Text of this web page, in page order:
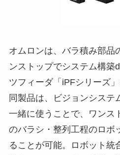
オムロンは、バラ積み部品
ンストップでシステム構築
ツフィーダ「iPFシリーズ」
同製品は、ビジョンシステ
一緒に使うことで、ワンス
のバラシ・整列工程のロボ
ることが可能。ロボット統